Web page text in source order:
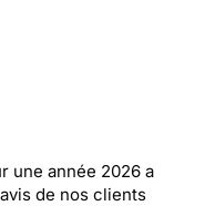
une année 2026 a
avis de nos clients